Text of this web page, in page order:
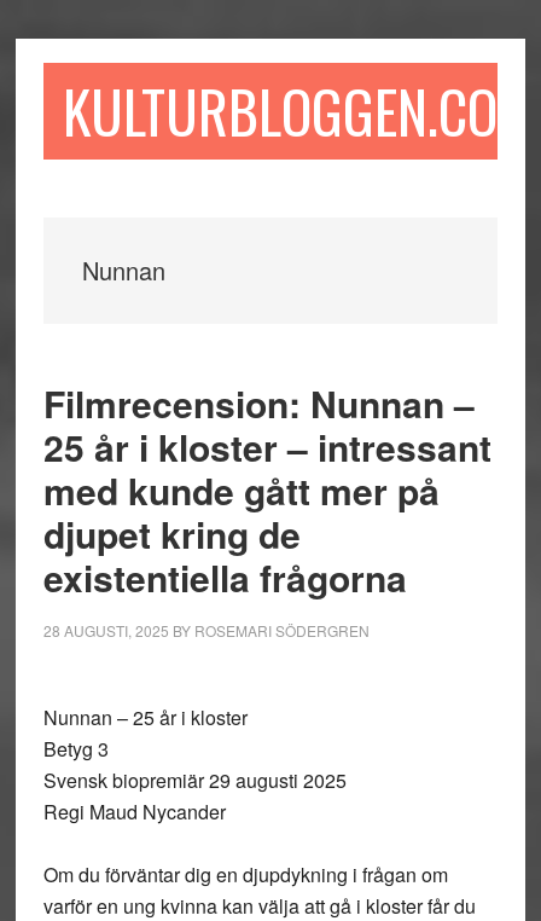
till
till
sidofältet
till
KULTURBLOGGEN.COM
Nunnan
Filmrecension: Nunnan –
25 år i kloster – intressant
med kunde gått mer på
djupet kring de
existentiella frågorna
28 AUGUSTI, 2025 BY ROSEMARI SÖDERGREN
Nunnan – 25 år i kloster
Betyg 3
Svensk biopremiär 29 augusti 2025
Regi Maud Nycander
Om du förväntar dig en djupdykning i frågan om
varför en ung kvinna kan välja att gå i kloster får du